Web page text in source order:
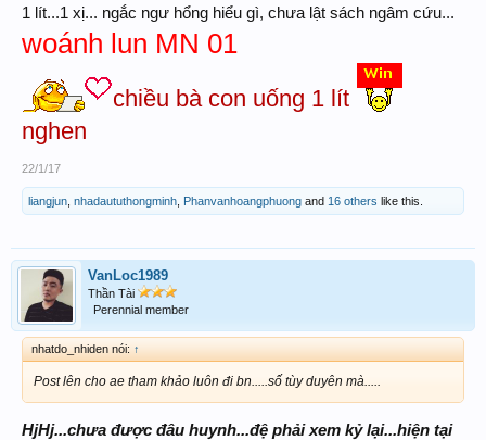
1 lít...1 xị... ngắc ngư hổng hiểu gì, chưa lật sách ngâm cứu...
woánh lun MN 01
chiều bà con uống 1 lít
nghen
22/1/17
liangjun nhadaututhongminh Phanvanhoangphuong and 16 others like this.
VanLoc1989
Thần Tài
Perennial member
nhatdo_nhiden nói: ↑
Post lên cho ae tham khảo luôn đi bn.....số tùy duyên mà.....
HjHj...chưa được đâu huynh...đệ phải xem kỷ lại...hiện tại